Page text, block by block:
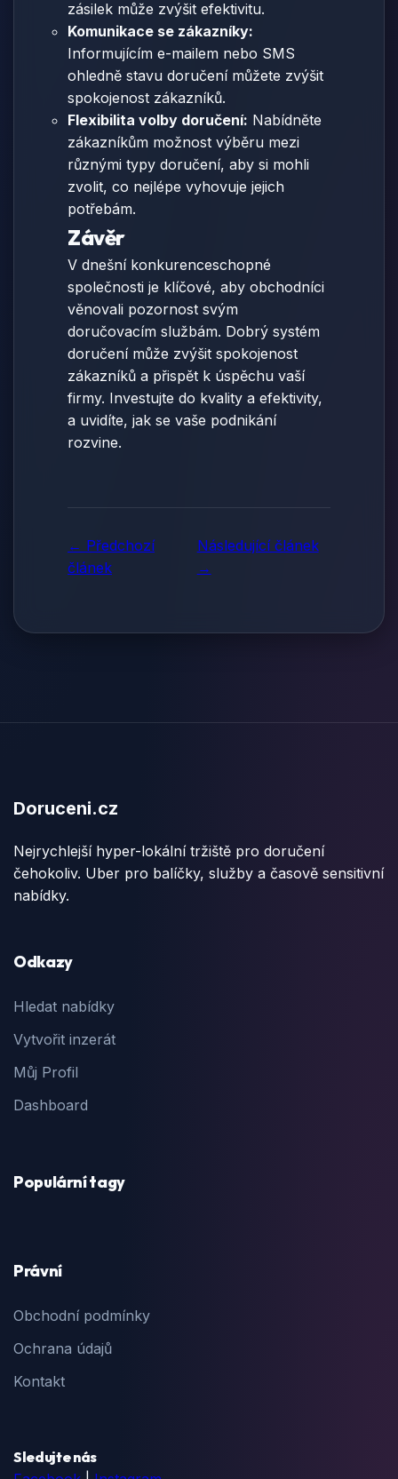
zásilek může zvýšit efektivitu.
Komunikace se zákazníky:
Informujícím e-mailem nebo SMS
ohledně stavu doručení můžete zvýšit
spokojenost zákazníků.
Flexibilita volby doručení: Nabídněte
zákazníkům možnost výběru mezi
různými typy doručení, aby si mohli
zvolit, co nejlépe vyhovuje jejich
potřebám.
Závěr
V dnešní konkurenceschopné
společnosti je klíčové, aby obchodníci
věnovali pozornost svým
doručovacím službám. Dobrý systém
doručení může zvýšit spokojenost
zákazníků a přispět k úspěchu vaší
firmy. Investujte do kvality a efektivity,
a uvidíte, jak se vaše podnikání
rozvine.
← Předchozí
článek
Následující článek
→
Doruceni.cz
Nejrychlejší hyper-lokální tržiště pro doručení
čehokoliv. Uber pro balíčky, služby a časově sensitivní
nabídky.
Odkazy
Hledat nabídky
Vytvořit inzerát
Můj Profil
Dashboard
Populární tagy
Právní
Obchodní podmínky
Ochrana údajů
Kontakt
Sledujte nás